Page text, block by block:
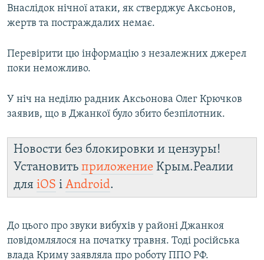
Усі сайти RFE/RL
Внаслідок нічної атаки, як стверджує Аксьонов,
жертв та постраждалих немає.
Перевірити цю інформацію з незалежних джерел
поки неможливо.
У ніч на неділю радник Аксьонова Олег Крючков
заявив, що в Джанкої було збито безпілотник.
Новости без блокировки и цензуры!
Установить приложение Крым.Реалии
для iOS і Android.
До цього про звуки вибухів у районі Джанкоя
повідомлялося на початку травня. Тоді російська
влада Криму заявляла про роботу ППО РФ.